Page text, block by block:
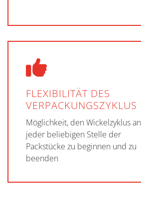
FLEXIBILITÄT DES
VERPACKUNGSZYKLUS
Möglichkeit, den Wickelzyklus an
jeder beliebigen Stelle der
Packstücke zu beginnen und zu
beenden